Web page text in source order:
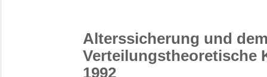
Alterssicherung und
Verteilungstheoretische
1992